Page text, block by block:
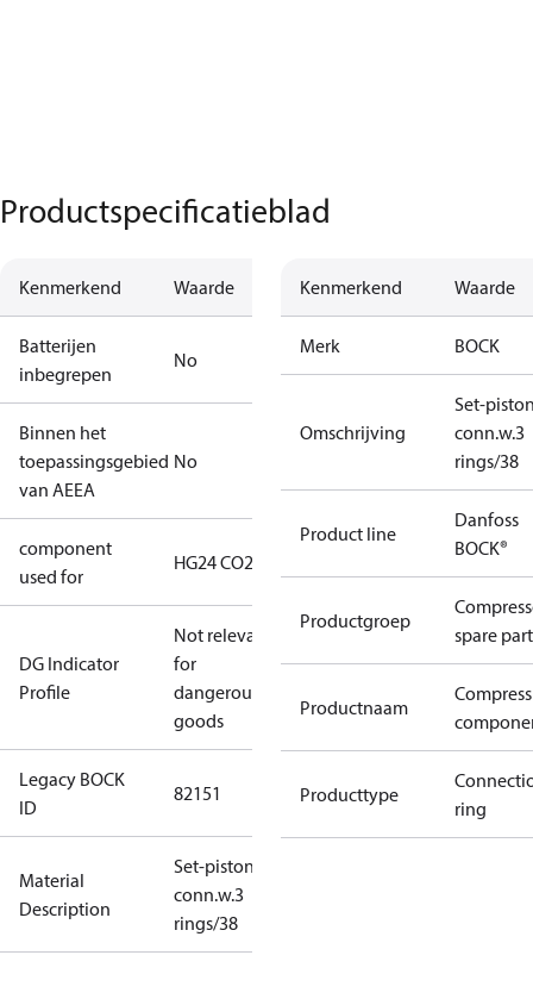
Productspecificatieblad
Kenmerkend Waarde
Batterijen
inbegrepen
No
Binnen het
toepassingsgebied
van AEEA
No
component
used for
HG24 CO2 LT
DG Indicator
Profile
Not relevant
for
dangerous
goods
Legacy BOCK
ID
82151
Material
Description
Set-piston-
conn.w.3
rings/38
Kenmerkend Waarde
Merk BOCK
Omschrijving
Set-
conn.w.3
rings/38
Product line
Danfoss
BOCK®
Productgroep
spare
Productnaam
Producttype
ring